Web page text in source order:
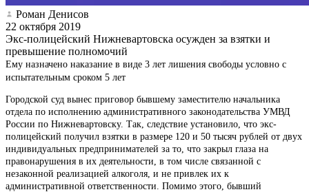
Роман Денисов
22 октября 2019
Экс-полицейский Нижневартовска осужден за взятки и
превышение полномочий
Ему назначено наказание в виде 3 лет лишения свободы условно с
испытательным сроком 5 лет
Городской суд вынес приговор бывшему заместителю начальника
отдела по исполнению административного законодательства УМВД
России по Нижневартовску. Так, следствие установило, что экс-
полицейский получил взятки в размере 120 и 50 тысяч рублей от двух
индивидуальных предпринимателей за то, что закрыл глаза на
правонарушения в их деятельности, в том числе связанной с
незаконной реализацией алкоголя, и не привлек их к
административной ответственности. Помимо этого, бывший